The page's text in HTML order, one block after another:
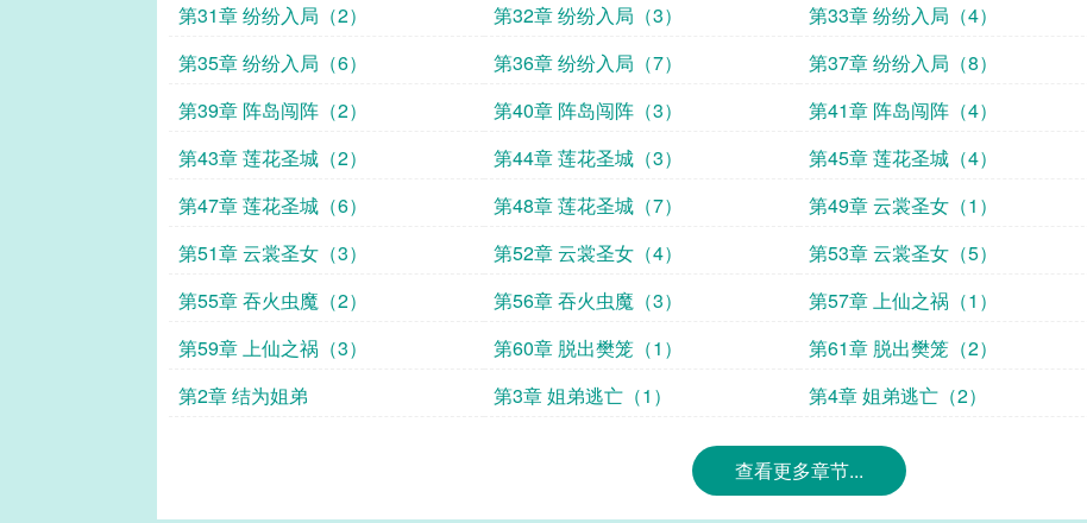
第31章 纷纷入局（2）
第32章 纷纷入局（3） 第33章 纷纷入局（4）
第35章 纷纷入局（6）
第36章 纷纷入局（7） 第37章 纷纷入局（8）
第39章 阵岛闯阵（2）
第40章 阵岛闯阵（3） 第41章 阵岛闯阵（4）
第43章 莲花圣城（2）
第44章 莲花圣城（3） 第45章 莲花圣城（4）
第47章 莲花圣城（6）
第48章 莲花圣城（7） 第49章 云裳圣女（1）
第51章 云裳圣女（3）
第52章 云裳圣女（4） 第53章 云裳圣女（5）
第55章 吞火虫魔（2）
第56章 吞火虫魔（3） 第57章 上仙之祸（1）
第59章 上仙之祸（3）
第60章 脱出樊笼（1） 第61章 脱出樊笼（2）
第2章 结为姐弟
第3章 姐弟逃亡（1） 第4章 姐弟逃亡（2）
查看更多章节...